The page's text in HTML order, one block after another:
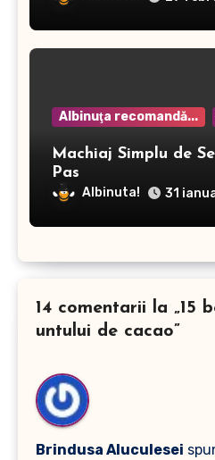
Albinuţa recomandă...
Machiaj Simplu de
Pas
Albinuta! 31
14 comentarii la „15
untului de cacao”
Brindusa Aluculesei